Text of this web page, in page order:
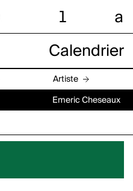
l a
Calendrier
Artiste
Emeric Cheseaux